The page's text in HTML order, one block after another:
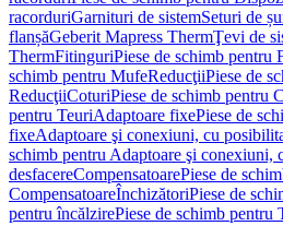
racorduriGarnituri de sistemSeturi de
flanșăGeberit Mapress ThermŢevi de
ThermFitinguriPiese de schimb pentru
schimb pentru MufeReducţiiPiese de
ReducţiiCoturiPiese de schimb pentru
pentru TeuriAdaptoare fixePiese de
fixeAdaptoare şi conexiuni, cu
schimb pentru Adaptoare şi conexiuni,
desfacereCompensatoarePiese de
CompensatoareÎnchizătoriPiese de
pentru încălzirePiese de schimb pentru